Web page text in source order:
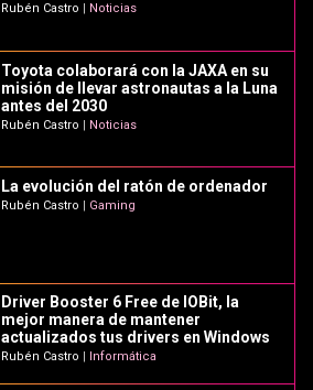
Rubén Castro Noticias
Toyota colaborará con la JAXA en su
misión de llevar astronautas a la Luna
antes del 2030
Rubén Castro | Noticias
La evolución del ratón de ordenador
Rubén Castro | Gaming
Driver Booster 6 Free de IOBit, la
mejor manera de mantener
actualizados tus drivers en Windows
Rubén Castro Informática